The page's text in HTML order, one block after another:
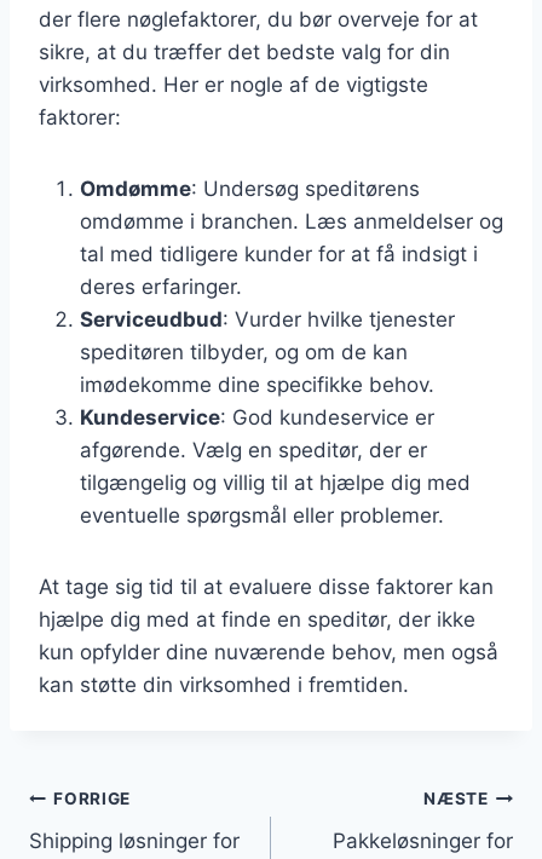
der flere nøglefaktorer, du bør overveje for at
sikre, at du træffer det bedste valg for din
virksomhed. Her er nogle af de vigtigste
faktorer:
Omdømme: Undersøg speditørens
omdømme i branchen. Læs anmeldelser og
tal med tidligere kunder for at få indsigt i
deres erfaringer.
Serviceudbud: Vurder hvilke tjenester
speditøren tilbyder, og om de kan
imødekomme dine specifikke behov.
Kundeservice: God kundeservice er
afgørende. Vælg en speditør, der er
tilgængelig og villig til at hjælpe dig med
eventuelle spørgsmål eller problemer.
At tage sig tid til at evaluere disse faktorer kan
hjælpe dig med at finde en speditør, der ikke
kun opfylder dine nuværende behov, men også
kan støtte din virksomhed i fremtiden.
Indlægsnavigation
FORRIGE
Shipping løsninger for
NÆSTE
Pakkeløsninger for